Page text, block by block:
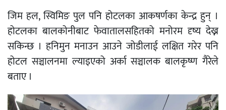
जिम हल, स्विमिङ पुल पनि होटलका आकषर्णका केन्द्र हुन् ।
होटलका बालकोनीबाट फेवातालसहितको मनोरम दृष्य देख्न
सकिन्छ । हनिमुन मनाउन आउने जोडीलाई लक्षित गरेर पनि
होटल सञ्चालनमा ल्याइएको अर्का सञ्चालक बालकृष्ण गैरेले
बताए ।